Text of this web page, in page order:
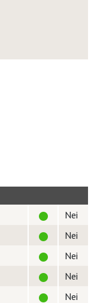
Nei
Nei
Nei
Nei
Nei